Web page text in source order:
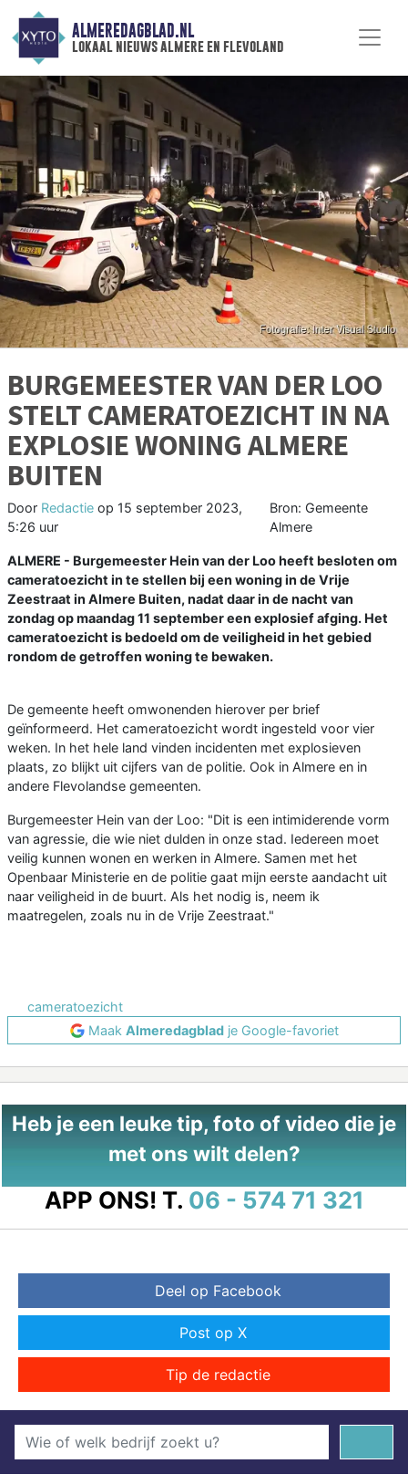
ALMEREDAGBLAD.NL
lokaal nieuws almere en flevoland
BURGEMEESTER VAN DER LOO
STELT CAMERATOEZICHT IN NA
EXPLOSIE WONING ALMERE
BUITEN
Door Redactie op 15 september 2023,
5:26 uur
Bron: Gemeente
Almere
ALMERE - Burgemeester Hein van der Loo heeft besloten om
cameratoezicht in te stellen bij een woning in de Vrije
Zeestraat in Almere Buiten, nadat daar in de nacht van
zondag op maandag 11 september een explosief afging. Het
cameratoezicht is bedoeld om de veiligheid in het gebied
rondom de getroffen woning te bewaken.
De gemeente heeft omwonenden hierover per brief
geïnformeerd. Het cameratoezicht wordt ingesteld voor vier
weken. In het hele land vinden incidenten met explosieven
plaats, zo blijkt uit cijfers van de politie. Ook in Almere en in
andere Flevolandse gemeenten.
Burgemeester Hein van der Loo: "Dit is een intimiderende vorm
van agressie, die wie niet dulden in onze stad. Iedereen moet
veilig kunnen wonen en werken in Almere. Samen met het
Openbaar Ministerie en de politie gaat mijn eerste aandacht uit
naar veiligheid in de buurt. Als het nodig is, neem ik
maatregelen, zoals nu in de Vrije Zeestraat."
cameratoezicht
Maak Almeredagbladje Google-favoriet
Heb je een leuke tip, foto of video die je
met ons wilt delen?
APP ONS! T. 06 - 574 71 321
Deel op Facebook
Post op X
Tip de redactie